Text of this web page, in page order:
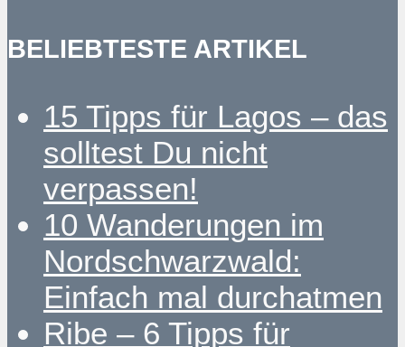
BELIEBTESTE ARTIKEL
15 Tipps für Lagos – das
solltest Du nicht
verpassen!
10 Wanderungen im
Nordschwarzwald:
Einfach mal durchatmen
Ribe – 6 Tipps für